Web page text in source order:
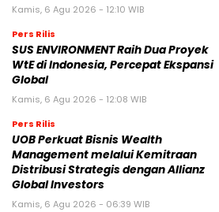
Kamis, 6 Agu 2026 - 12:10 WIB
Pers Rilis
SUS ENVIRONMENT Raih Dua Proyek
WtE di Indonesia, Percepat Ekspansi
Global
Kamis, 6 Agu 2026 - 12:08 WIB
Pers Rilis
UOB Perkuat Bisnis Wealth
Management melalui Kemitraan
Distribusi Strategis dengan Allianz
Global Investors
Kamis, 6 Agu 2026 - 06:39 WIB